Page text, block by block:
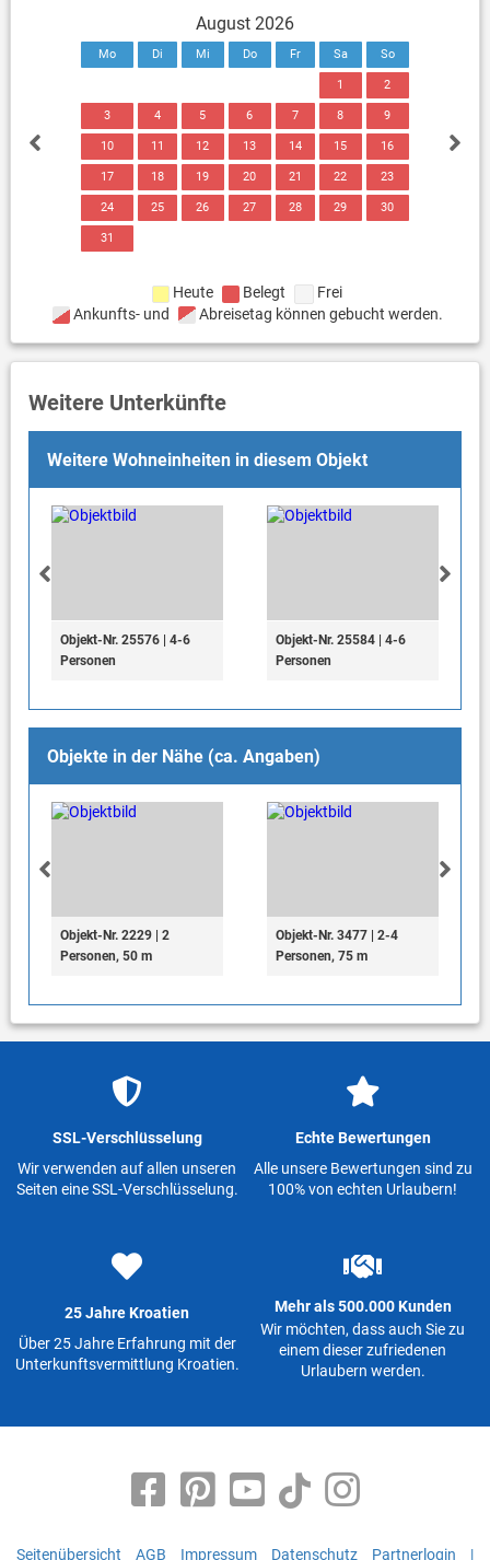
August 2026
Mo Di Mi Do Fr Sa So
1 2
3 4 5 6 7 8 9
10 11 12 13 14 15 16
17 18 19 20 21 22 23
24 25 26 27 28 29 30
31
Heute Belegt
Frei
Ankunfts- und
Abreisetag können gebucht werden.
Weitere Unterkünfte
Weitere Wohneinheiten in diesem Objekt
Objekt-Nr. 25576 | 4-6
Personen
Objekt-Nr. 25584 | 4-6
Personen
Objekte in der Nähe (ca. Angaben)
Objekt-Nr. 2229 | 2
Personen, 50 m
Objekt-Nr. 3477 | 2-4
Personen, 75 m
SSL-Verschlüsselung
Wir verwenden auf allen unseren
Seiten eine SSL-Verschlüsselung.
Echte Bewertungen
Alle unsere Bewertungen sind zu
100% von echten Urlaubern!
25 Jahre Kroatien
Über 25 Jahre Erfahrung mit der
Unterkunftsvermittlung Kroatien.
Mehr als 500.000 Kunden
Wir möchten, dass auch Sie zu
einem dieser zufriedenen
Urlaubern werden.
Seitenübersicht AGB Impressum Datenschutz Partnerlogin |